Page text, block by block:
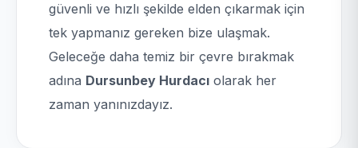
güvenli ve hızlı şekilde elden çıkarmak için
tek yapmanız gereken bize ulaşmak.
Geleceğe daha temiz bir çevre bırakmak
adına Dursunbey Hurdacı olarak her
zaman yanınızdayız.